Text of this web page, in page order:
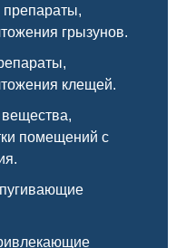
грызунов.
клещей.
помещений с